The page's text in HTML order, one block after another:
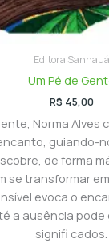
Editora Sanhauá
Um Pé de
R$ 45,00
Norma Alves
guiando-
de forma
se transformar
evoca o
a ausência pode
signifi cados.